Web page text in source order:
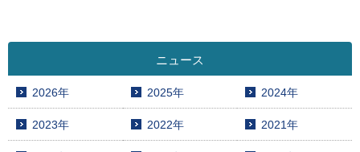
ニュース
2026年 2025年 2024年
2023年 2022年 2021年